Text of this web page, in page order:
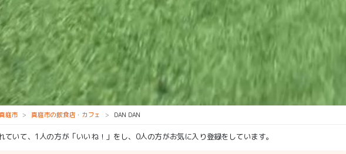
庭市 真庭市の飲食店・カフェ DAN DAN
いて、1人の方が「いいね！」をし、0人の方がお気に入り登録をしています。